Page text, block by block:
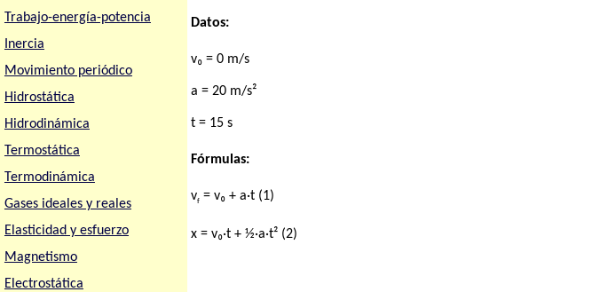
Trabajo-energía-potencia
Inercia
Movimiento periódico
Hidrostática
Hidrodinámica
Termostática
Termodinámica
Gases ideales y reales
Elasticidad y esfuerzo
Magnetismo
Electrostática
Datos:
v₀ = 0 m/s
a = 20 m/s²
t = 15 s
Fórmulas:
vf = v₀ + a·t (1)
x = v₀·t + ½·a·t² (2)